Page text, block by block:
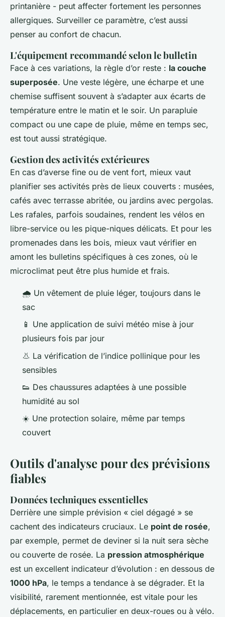
printanière - peut affecter fortement les personnes
allergiques. Surveiller ce paramètre, c’est aussi
penser au confort de chacun.
L'équipement recommandé selon le bulletin
Face à ces variations, la règle d’or reste : la couche
superposée. Une veste légère, une écharpe et une
chemise suffisent souvent à s’adapter aux écarts de
température entre le matin et le soir. Un parapluie
compact ou une cape de pluie, même en temps sec,
est tout aussi stratégique.
Gestion des activités extérieures
En cas d’averse fine ou de vent fort, mieux vaut
planifier ses activités près de lieux couverts : musées,
cafés avec terrasse abritée, ou jardins avec pergolas.
Les rafales, parfois soudaines, rendent les vélos en
libre-service ou les pique-niques délicats. Et pour les
promenades dans les bois, mieux vaut vérifier en
amont les bulletins spécifiques à ces zones, où le
microclimat peut être plus humide et frais.
🌧️ Un vêtement de pluie léger, toujours dans le
sac
📱 Une application de suivi météo mise à jour
plusieurs fois par jour
👃 La vérification de l’indice pollinique pour les
sensibles
👟 Des chaussures adaptées à une possible
humidité au sol
☀️ Une protection solaire, même par temps
couvert
Outils d'analyse pour des prévisions
fiables
Données techniques essentielles
Derrière une simple prévision « ciel dégagé » se
cachent des indicateurs cruciaux. Le point de rosée,
par exemple, permet de deviner si la nuit sera sèche
ou couverte de rosée. La pression atmosphérique
est un excellent indicateur d’évolution : en dessous de
1000 hPa, le temps a tendance à se dégrader. Et la
visibilité, rarement mentionnée, est vitale pour les
déplacements, en particulier en deux-roues ou à vélo.